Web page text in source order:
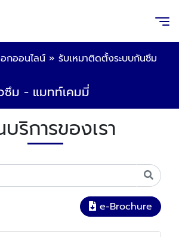
กออนไลน์ » รับเหมาติดตั้งระบบกันซึม
ซึม - แมทท์เคมมี่
ริการของเรา
e-Brochure